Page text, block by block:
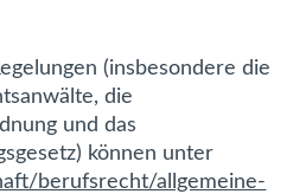
(insbesondere die
die
und das
können unter
berufsrecht/allgemeine-